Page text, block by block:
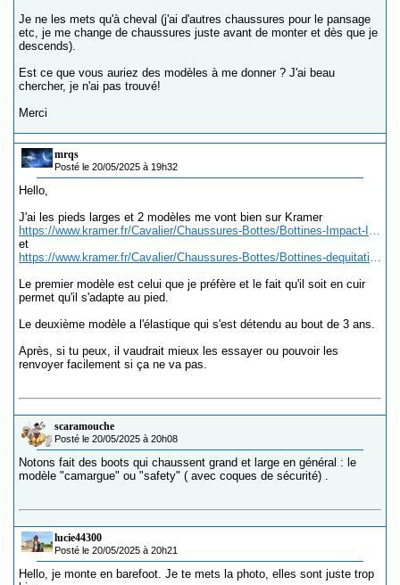
Je ne les mets qu'à cheval (j'ai d'autres chaussures pour le pansage
etc, je me change de chaussures juste avant de monter et dès que je
descends).
Est ce que vous auriez des modèles à me donner ? J'ai beau
chercher, je n'ai pas trouvé!
Merci
mrqs
Posté le 20/05/2025 à 19h32
Hello,
J'ai les pieds larges et 2 modèles me vont bien sur Kramer
https://www.kramer.fr/Cavalier/Chaussures-Bottes/Bottines-Impact-II-CX?depvar_index=%3c740681%3e%3c740681..39..S%3e
et
https://www.kramer.fr/Cavalier/Chaussures-Bottes/Bottines-dequitation-a-enfiler-Trail-/P?depvar_index=%3c740509%3e%3c740509..40..DB%3e
Le premier modèle est celui que je préfère et le fait qu'il soit en cuir
permet qu'il s'adapte au pied.
Le deuxième modèle a l'élastique qui s'est détendu au bout de 3 ans.
Après, si tu peux, il vaudrait mieux les essayer ou pouvoir les
renvoyer facilement si ça ne va pas.
scaramouche
Posté le 20/05/2025 à 20h08
Notons fait des boots qui chaussent grand et large en général : le
modèle "camargue" ou "safety" ( avec coques de sécurité) .
lucie44300
Posté le 20/05/2025 à 20h21
Hello, je monte en barefoot. Je te mets la photo, elles sont juste trop